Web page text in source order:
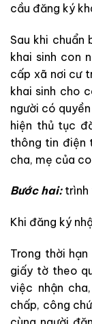
cầu đăng ký
Sau khi chuẩn
khai sinh con
cấp xã nơi cư
khai sinh cho
người có
hiện thủ tục
thông tin điện
cha, mẹ của
Bước hai:trình
Khi đăng ký
Trong thời
giấy tờ theo
việc nhận
chấp, công